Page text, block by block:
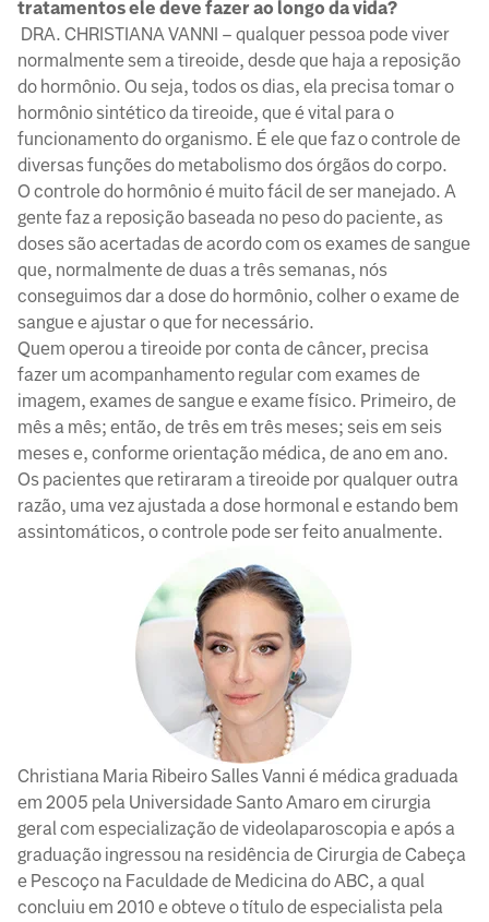
tratamentos ele deve fazer ao longo da vida?
DRA. CHRISTIANA VANNI – qualquer pessoa pode viver
normalmente sem a tireoide, desde que haja a reposição
do hormônio. Ou seja, todos os dias, ela precisa tomar o
hormônio sintético da tireoide, que é vital para o
funcionamento do organismo. É ele que faz o controle de
diversas funções do metabolismo dos órgãos do corpo.
O controle do hormônio é muito fácil de ser manejado. A
gente faz a reposição baseada no peso do paciente, as
doses são acertadas de acordo com os exames de sangue
que, normalmente de duas a três semanas, nós
conseguimos dar a dose do hormônio, colher o exame de
sangue e ajustar o que for necessário.
Quem operou a tireoide por conta de câncer, precisa
fazer um acompanhamento regular com exames de
imagem, exames de sangue e exame físico. Primeiro, de
mês a mês; então, de três em três meses; seis em seis
meses e, conforme orientação médica, de ano em ano.
Os pacientes que retiraram a tireoide por qualquer outra
razão, uma vez ajustada a dose hormonal e estando bem
assintomáticos, o controle pode ser feito anualmente.
Christiana Maria Ribeiro Salles Vanni é médica graduada
em 2005 pela Universidade Santo Amaro em cirurgia
geral com especialização de videolaparoscopia e após a
graduação ingressou na residência de Cirurgia de Cabeça
e Pescoço na Faculdade de Medicina do ABC, a qual
concluiu em 2010 e obteve o título de especialista pela